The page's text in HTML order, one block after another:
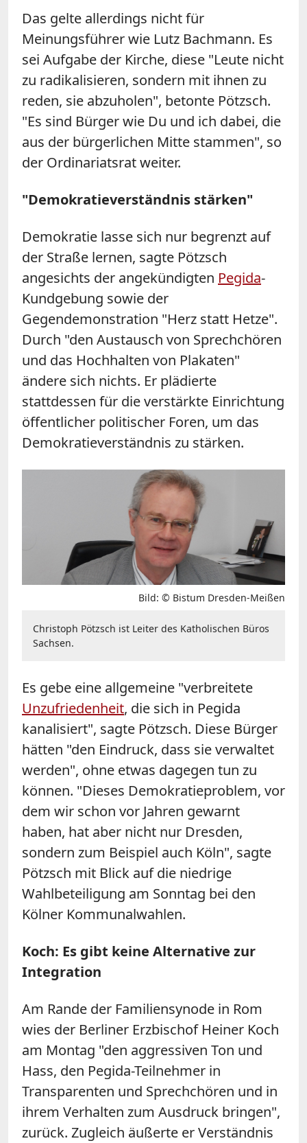
Das gelte allerdings nicht für
Meinungsführer wie Lutz Bachmann. Es
sei Aufgabe der Kirche, diese "Leute nicht
zu radikalisieren, sondern mit ihnen zu
reden, sie abzuholen", betonte Pötzsch.
"Es sind Bürger wie Du und ich dabei, die
aus der bürgerlichen Mitte stammen", so
der Ordinariatsrat weiter.
"Demokratieverständnis stärken"
Demokratie lasse sich nur begrenzt auf
der Straße lernen, sagte Pötzsch
angesichts der angekündigten Pegida-
Kundgebung sowie der
Gegendemonstration "Herz statt Hetze".
Durch "den Austausch von Sprechchören
und das Hochhalten von Plakaten"
ändere sich nichts. Er plädierte
stattdessen für die verstärkte Einrichtung
öffentlicher politischer Foren, um das
Demokratieverständnis zu stärken.
Bild: © Bistum Dresden-Meißen
Christoph Pötzsch ist Leiter des Katholischen Büros
Sachsen.
Es gebe eine allgemeine "verbreitete
Unzufriedenheit, die sich in Pegida
kanalisiert", sagte Pötzsch. Diese Bürger
hätten "den Eindruck, dass sie verwaltet
werden", ohne etwas dagegen tun zu
können. "Dieses Demokratieproblem, vor
dem wir schon vor Jahren gewarnt
haben, hat aber nicht nur Dresden,
sondern zum Beispiel auch Köln", sagte
Pötzsch mit Blick auf die niedrige
Wahlbeteiligung am Sonntag bei den
Kölner Kommunalwahlen.
Koch: Es gibt keine Alternative zur
Integration
Am Rande der Familiensynode in Rom
wies der Berliner Erzbischof Heiner Koch
am Montag "den aggressiven Ton und
Hass, den Pegida-Teilnehmer in
Transparenten und Sprechchören und in
ihrem Verhalten zum Ausdruck bringen",
zurück. Zugleich äußerte er Verständnis